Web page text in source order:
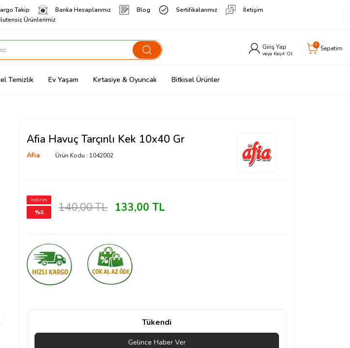
Takip Banka Hesaplarımız Blog Sertifikalarımız
İletişim
Ürünlerimiz
Giriş Yap
veya Kayıt Ol
0 Sepetim
Temizlik Ev Yaşam Kırtasiye & Oyuncak Bitkisel Ürünler
Afia Havuç Tarçınlı Kek 10x40 Gr
Afia Ürün Kodu : 1042002
İndirim
%5 140,00TL 133,00 TL
Tükendi
Gelince Haber Ver